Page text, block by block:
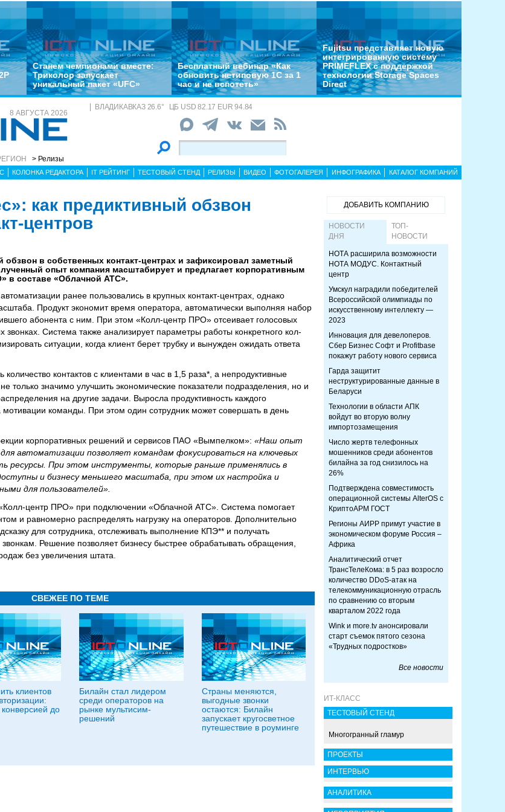
Станем чемпионами вместе:
Триколор запускает
уникальный пакет «UFC»
Бесплатный вебинар «Как
обновить нетиповую 1С за 1
час и не вспотеть»
Fujitsu представляет новую
интегрированную систему
PRIMEFLEX с поддержкой
технологии Storage Spaces
Direct
8 АВГУСТА 2026
> Релизы
ВЛАДИКАВКАЗ 26.6° ЦБ USD 82.17 EUR 94.84
КОЛОНКА РЕДАКТОРА IT РЕЙТИНГ ТЕСТОВЫЙ СТЕНД РЕЛИЗЫ ВИДЕО ФОТОГАЛЕРЕЯ ИНФОГРАФИКА КАТАЛОГ КОМПАНИЙ
как предиктивный обзвон
центров
в собственных контакт-центрах и зафиксировал заметный
опыт компания масштабирует и предлагает корпоративным
в составе «Облачной АТС».
ранее пользовались в крупных контакт-центрах, однако
Продукт экономит время оператора, автоматически выполняя набор
абонента с ним. При этом «Колл-центр ПРО» отсеивает голосовых
Система также анализирует параметры работы конкретного кол-
ситуации, когда клиент берет трубку и вынужден ожидать ответа
контактов с клиентами в час в 1,5 раза*, а непродуктивные
только значимо улучшить экономические показатели подразделения, но и
на другие задачи. Выросла продуктивность каждого
мотивации команды. При этом один сотрудник может совершать в день
корпоративных решений и сервисов ПАО «Вымпелком»: «Наш опыт
автоматизации позволяет командам фокусироваться на ключевых
ресурсы. При этом инструменты, которые раньше применялись в
и бизнесу меньшего масштаба, при этом их настройка и
для пользователей».
центр ПРО» при подключении «Облачной АТС». Система помогает
и равномерно распределять нагрузку на операторов. Дополнительно
для сотрудника, отслеживать выполнение КПЭ** и получать
Решение позволяет бизнесу быстрее обрабатывать обращения,
без увеличения штата.
СВЕЖЕЕ ПО ТЕМЕ
клиентов
до
Билайн стал лидером
среди операторов на
рынке мультисим-
решений
Страны меняются,
выгодные звонки
остаются: Билайн
запускает кругосветное
путешествие в роуминге
ДОБАВИТЬ КОМПАНИЮ
НОВОСТИ
ДНЯ
ТОП-
НОВОСТИ
НОТА расширила возможности
НОТА МОДУС. Контактный
центр
Умскул наградили победителей
Всероссийской олимпиады по
искусственному интеллекту —
2023
Инновация для девелоперов.
Сбер Бизнес Софт и Profitbase
покажут работу нового сервиса
Гарда защитит
неструктурированные данные в
Беларуси
Технологии в области АПК
войдут во вторую волну
импортозамещения
Число жертв телефонных
мошенников среди абонентов
билайна за год снизилось на
26%
Подтверждена совместимость
операционной системы AlterOS с
КриптоАРМ ГОСТ
Регионы АИРР примут участие в
экономическом форуме Россия –
Африка
Аналитический отчет
ТрансТелеКома: в 5 раз возросло
количество DDoS-атак на
телекоммуникационную отрасль
по сравнению со вторым
кварталом 2022 года
Wink и more.tv анонсировали
старт съемок пятого сезона
«Трудных подростков»
Все новости
ИТ-КЛАСС
ТЕСТОВЫЙ СТЕНД
Многогранный гламур
ПРОЕКТЫ
ИНТЕРВЬЮ
АНАЛИТИКА